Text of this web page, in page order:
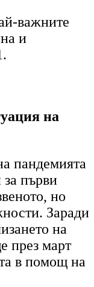
важните
и
на
пандемията
първи
но
Заради
на
през март
в помощ на